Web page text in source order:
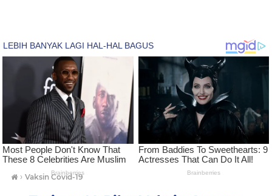
› Vaksin Covid-19